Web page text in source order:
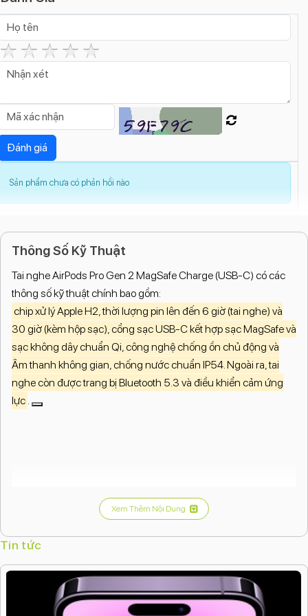
Sản phẩm chưa có phản hồi nào
Thông Số Kỹ Thuật
Tai nghe AirPods Pro Gen 2 MagSafe Charge (USB-C) có các
thông số kỹ thuật chính bao gồm:
chip xử lý Apple H2, thời lượng pin lên đến 6 giờ (tai nghe) và
30 giờ (kèm hộp sạc), cổng sạc USB-C kết hợp sạc MagSafe và
sạc không dây chuẩn Qi, công nghệ chống ồn chủ động và
Âm thanh không gian, chống nước chuẩn IP54. Ngoài ra, tai
nghe còn được trang bị Bluetooth 5.3 và điều khiển cảm ứng
lực .
Âm thanh và chip
Chip xử lý:Apple H2 và chip Apple U1 (trong hộp sạc).
Công nghệ âm thanh:Chống ồn chủ động (Active
Xem Thêm Nội Dung
Tin tức